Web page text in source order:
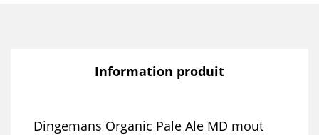
Information produit
Dingemans Organic Pale Ale MD mout